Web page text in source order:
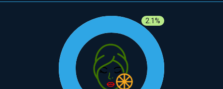
2.1%